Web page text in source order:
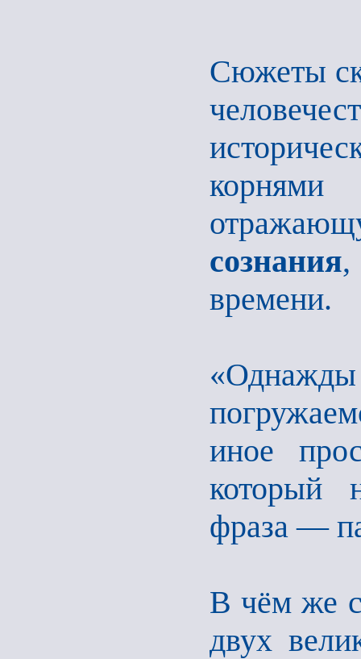
Сюжеты
сознания,
времени.
иное
который
фраза —
В чём же
двух